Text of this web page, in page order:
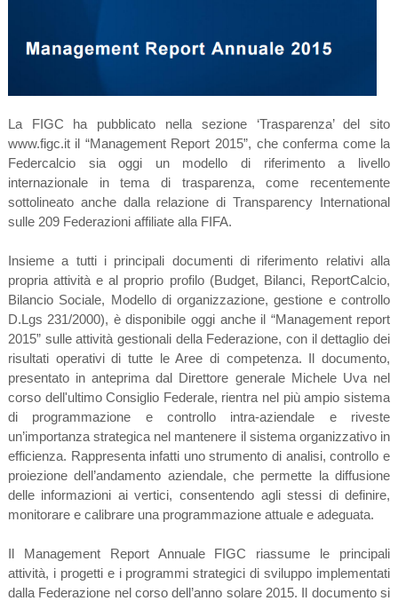
La FIGC ha pubblicato nella sezione ‘Trasparenza’ del sito
www.figc.it il “Management Report 2015”, che conferma come la
Federcalcio sia oggi un modello di riferimento a livello
internazionale in tema di trasparenza, come recentemente
sottolineato anche dalla relazione di Transparency International
sulle 209 Federazioni affiliate alla FIFA.
Insieme a tutti i principali documenti di riferimento relativi alla
propria attività e al proprio profilo (Budget, Bilanci, ReportCalcio,
Bilancio Sociale, Modello di organizzazione, gestione e controllo
D.Lgs 231/2000), è disponibile oggi anche il “Management report
2015” sulle attività gestionali della Federazione, con il dettaglio dei
risultati operativi di tutte le Aree di competenza. Il documento,
presentato in anteprima dal Direttore generale Michele Uva nel
corso dell'ultimo Consiglio Federale, rientra nel più ampio sistema
di programmazione e controllo intra-aziendale e riveste
un’importanza strategica nel mantenere il sistema organizzativo in
efficienza. Rappresenta infatti uno strumento di analisi, controllo e
proiezione dell’andamento aziendale, che permette la diffusione
delle informazioni ai vertici, consentendo agli stessi di definire,
monitorare e calibrare una programmazione attuale e adeguata.
Il Management Report Annuale FIGC riassume le principali
attività, i progetti e i programmi strategici di sviluppo implementati
dalla Federazione nel corso dell’anno solare 2015. Il documento si